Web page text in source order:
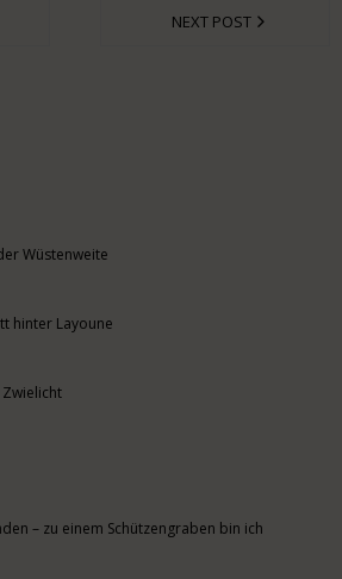
NEXT POST
Wüstenweite
hinter Layoune
– zu einem Schützengraben bin ich